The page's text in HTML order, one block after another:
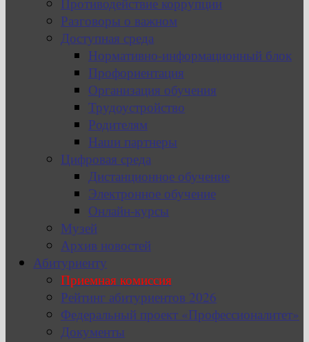
Разговоры о важном
Доступная среда
Нормативно-информационный блок
Профориентация
Организация обучения
Трудоустройство
Родителям
Наши партнеры
Цифровая среда
Дистанционное обучение
Электронное обучение
Онлайн-курсы
Музей
Архив новостей
Абитуриенту
Приемная комиссия
Рейтинг абитуриентов 2026
Федеральный проект «Профессионалитет»
Документы